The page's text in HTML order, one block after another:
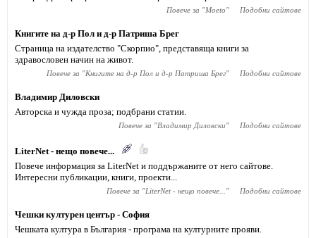
Повече за "Moeto" Подобни сайтове
Книгите на д-р Пол и д-р Патриша Брег
Страница на издателство "Скорпио", представяща книги за
здравословен начин на живот.
Повече за "Книгите на д-р Пол и д-р Патриша Брег" Подобни сайтове
Владимир Диловски
Авторска и чужда проза; подбрани статии.
Повече за "Владимир Диловски" Подобни сайтове
LiterNet - нещо повече...
Повече информация за LiterNet и поддържаните от него сайтове.
Интересни публикации, книги, проекти...
Повече за "LiterNet - нещо повече... " Подобни сайтове
Чешки културен център - София
Чешката култура в България - програма на културните прояви.